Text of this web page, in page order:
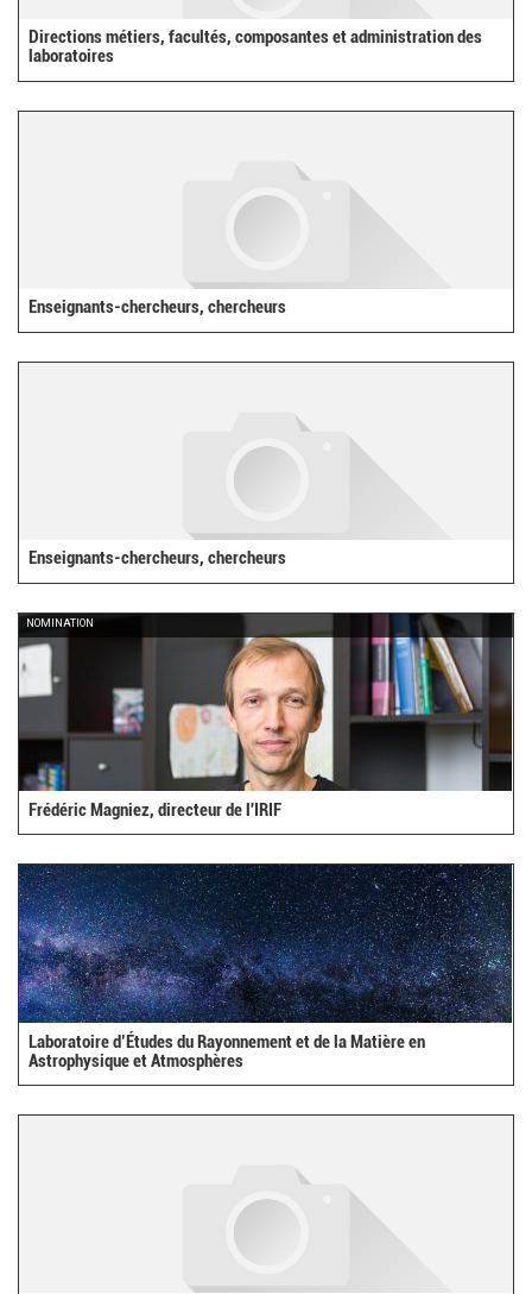
Directions métiers, facultés, composantes et administration des
laboratoires
Enseignants-chercheurs, chercheurs
Enseignants-chercheurs, chercheurs
NOMINATION
Frédéric Magniez, directeur de l'IRIF
Laboratoire d’Études du Rayonnement et de la Matière en
Astrophysique et Atmosphères